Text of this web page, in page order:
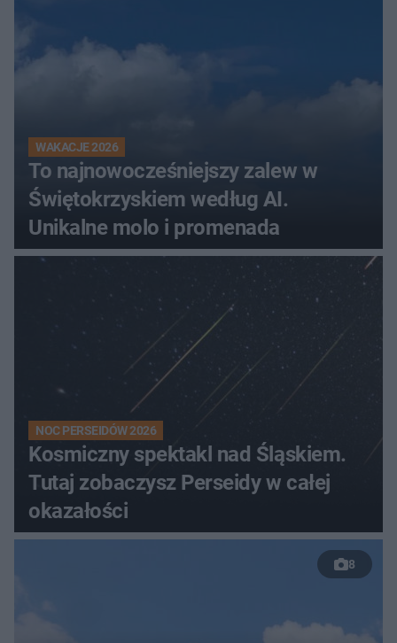
WAKACJE 2026
To najnowocześniejszy zalew w
Świętokrzyskiem według AI.
Unikalne molo i promenada
NOC PERSEIDÓW 2026
Kosmiczny spektakl nad Śląskiem.
Tutaj zobaczysz Perseidy w całej
okazałości
8